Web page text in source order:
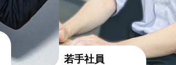
若手社員